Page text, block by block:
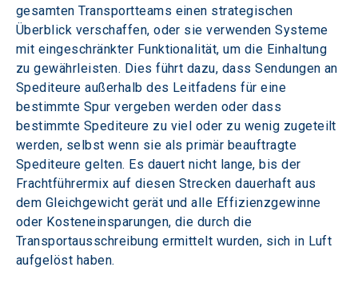
gesamten Transportteams einen strategischen
Überblick verschaffen, oder sie verwenden Systeme
mit eingeschränkter Funktionalität, um die Einhaltung
zu gewährleisten. Dies führt dazu, dass Sendungen an
Spediteure außerhalb des Leitfadens für eine
bestimmte Spur vergeben werden oder dass
bestimmte Spediteure zu viel oder zu wenig zugeteilt
werden, selbst wenn sie als primär beauftragte
Spediteure gelten. Es dauert nicht lange, bis der
Frachtführermix auf diesen Strecken dauerhaft aus
dem Gleichgewicht gerät und alle Effizienzgewinne
oder Kosteneinsparungen, die durch die
Transportausschreibung ermittelt wurden, sich in Luft
aufgelöst haben.